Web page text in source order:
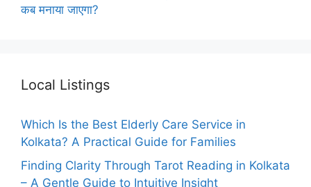
कब मनाया जाएगा?
Local Listings
Which Is the Best Elderly Care Service in
Kolkata? A Practical Guide for Families
Finding Clarity Through Tarot Reading in Kolkata
– A Gentle Guide to Intuitive Insight